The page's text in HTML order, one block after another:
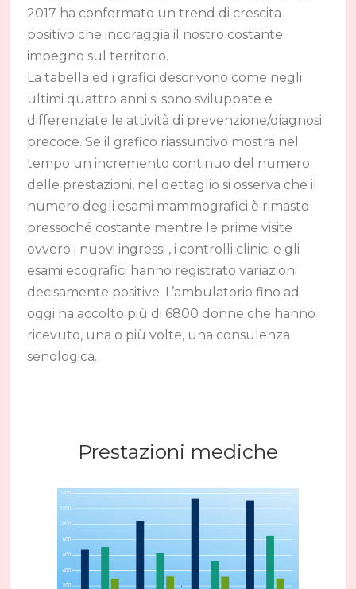
2017 ha confermato un trend di crescita
positivo che incoraggia il nostro costante
impegno sul territorio.
La tabella ed i grafici descrivono come negli
ultimi quattro anni si sono sviluppate e
differenziate le attività di prevenzione/diagnosi
precoce. Se il grafico riassuntivo mostra nel
tempo un incremento continuo del numero
delle prestazioni, nel dettaglio si osserva che il
numero degli esami mammografici è rimasto
pressoché costante mentre le prime visite
ovvero i nuovi ingressi , i controlli clinici e gli
esami ecografici hanno registrato variazioni
decisamente positive. L’ambulatorio fino ad
oggi ha accolto più di 6800 donne che hanno
ricevuto, una o più volte, una consulenza
senologica.
Prestazioni mediche